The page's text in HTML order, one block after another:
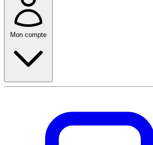
Mon compte